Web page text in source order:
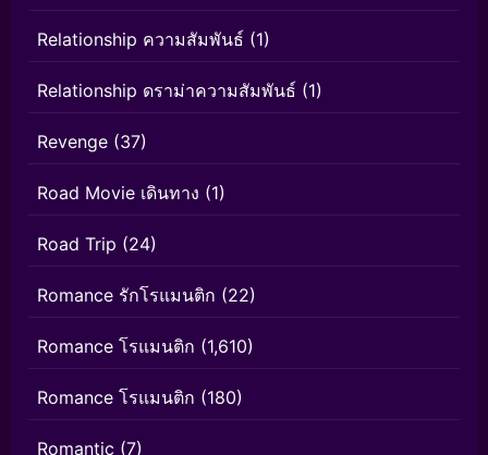
Relationship ความสัมพันธ์ (1)
Relationship ดราม่าความสัมพันธ์ (1)
Revenge (37)
Road Movie เดินทาง (1)
Road Trip (24)
Romance รักโรแมนติก (22)
Romance โรแมนติก (1,610)
Romance โรแมนติก (180)
Romantic (7)